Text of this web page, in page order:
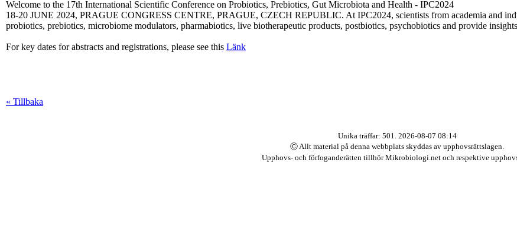
Welcome to the 17th International Scientific Conference on Probiotics, Prebiotics, Gut Microbiota and Health - IPC2024
18-20 JUNE 2024, PRAGUE CONGRESS CENTRE, PRAGUE, CZECH REPUBLIC. At IPC2024, scientists from academia and
probiotics, prebiotics, microbiome modulators, pharmabiotics, live biotherapeutic products, postbiotics, psychobiotics and provide
For key dates for abstracts and registrations, please see this Länk
« Tillbaka
Unika träffar: 501. 2026-08-07 08:14
Ⓒ Allt material på denna webbplats skyddas av upphovsrättslagen.
Upphovs- och förfoganderätten tillhör Mikrobiologi.net och respektive